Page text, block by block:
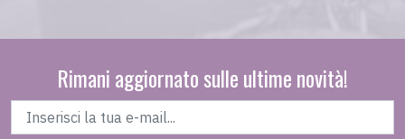
Rimani aggiornato sulle ultime novità!